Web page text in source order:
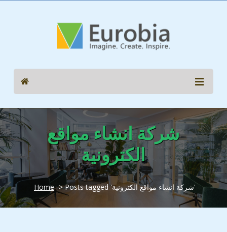
شركة انشاء مواقع
الكترونية
Home > Posts tagged 'شركة انشاء مواقع الكترونية'